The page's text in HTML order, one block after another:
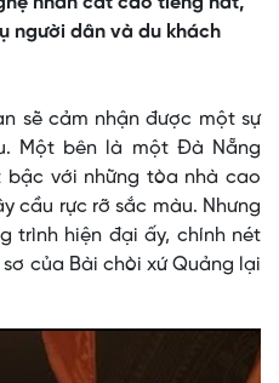
người dân và du khách
sẽ cảm nhận được một sự
Một bên là một Đà Nẵng
với những tòa nhà cao
cầu rực rỡ sắc màu. Nhưng
trình hiện đại ấy, chính nét
của Bài chòi xứ Quảng lại